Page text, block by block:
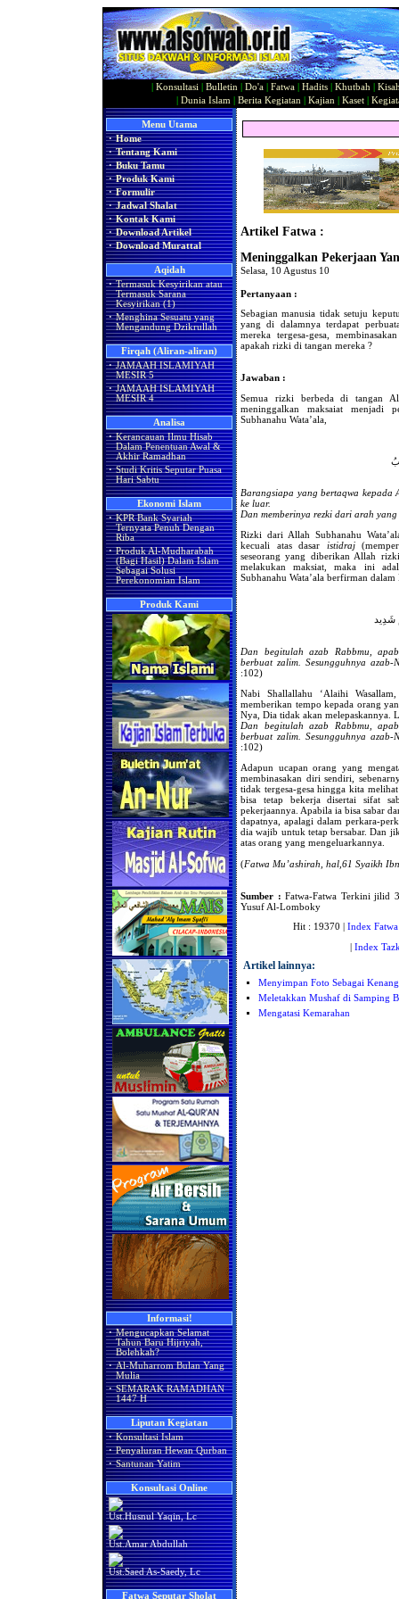
Konsultasi Bulletin Do'a Fatwa Hadits Khutbah
Dunia Islam Berita Kegiatan Kajian Kaset|
Menu Utama
· Home
· Tentang Kami
· Buku Tamu
· Produk Kami
· Formulir
· Jadwal Shalat
· Kontak Kami
· Download Artikel
· Download Murattal
Aqidah
· Termasuk Kesyirikan atau
Termasuk Sarana
Kesyirikan (1)
· Menghina Sesuatu yang
Mengandung Dzikrullah
Firqah (Aliran-aliran)
· JAMAAH ISLAMIYAH
MESIR 5
· JAMAAH ISLAMIYAH
MESIR 4
Analisa
· Kerancauan Ilmu Hisab
Dalam Penentuan Awal &
Akhir Ramadhan
· Studi Kritis Seputar Puasa
Hari Sabtu
Ekonomi Islam
· KPR Bank Syariah
Ternyata Penuh Dengan
Riba
· Produk Al-Mudharabah
(Bagi Hasil) Dalam Islam
Sebagai Solusi
Perekonomian Islam
Produk Kami
Informasi!
· Mengucapkan Selamat
Tahun Baru Hijriyah,
Bolehkah?
· Al-Muharrom Bulan Yang
Mulia
· SEMARAK RAMADHAN
1447 H
Liputan Kegiatan
· Konsultasi Islam
· Penyaluran Hewan Qurban
· Santunan Yatim
Konsultasi Online
Ust.Husnul Yaqin, Lc
Ust.Amar Abdullah
Ust.Saed As-Saedy, Lc
Fatwa Seputar Sholat
Artikel Fatwa :
Meninggalkan Pekerjaan
Selasa, 10 Agustus 10
Pertanyaan :
Sebagian manusia tidak setuju
yang di dalamnya terdapat
mereka tergesa-gesa,
apakah rizki di tangan mereka ?
Jawaban :
Semua rizki berbeda di tangan
meninggalkan maksaiat menjadi
Subhanahu Wata’ala,
Barangsiapa yang bertaqwa
ke luar.
Dan memberinya rezki dari arah
Rizki dari Allah Subhanahu
kecuali atas dasar istidraj
seseorang yang diberikan Allah
melakukan maksiat, maka ini
Subhanahu Wata’ala berfirman
شَدِيد
Dan begitulah azab Rabbmu,
berbuat zalim. Sesungguhnya
:102)
Nabi Shallallahu ‘Alaihi
memberikan tempo kepada orang
Nya, Dia tidak akan melepaskannya.
Dan begitulah azab Rabbmu,
berbuat zalim. Sesungguhnya
:102)
Adapun ucapan orang yang
membinasakan diri sendiri,
tidak tergesa-gesa hingga kita
bisa tetap bekerja disertai sifat
pekerjaannya. Apabila ia bisa sabar
dapatnya, apalagi dalam perkara-
dia wajib untuk tetap bersabar. Dan
atas orang yang mengeluarkannya.
(Fatwa Mu’ashirah, hal,61 Syaikh
Sumber : Fatwa-Fatwa Terkini jilid
Yusuf Al-Lomboky
Hit : 19370 | Index Fatwa
| Index
Artikel lainnya:
Menyimpan Foto Sebagai
Meletakkan Mushaf di Samping
Mengatasi Kemarahan